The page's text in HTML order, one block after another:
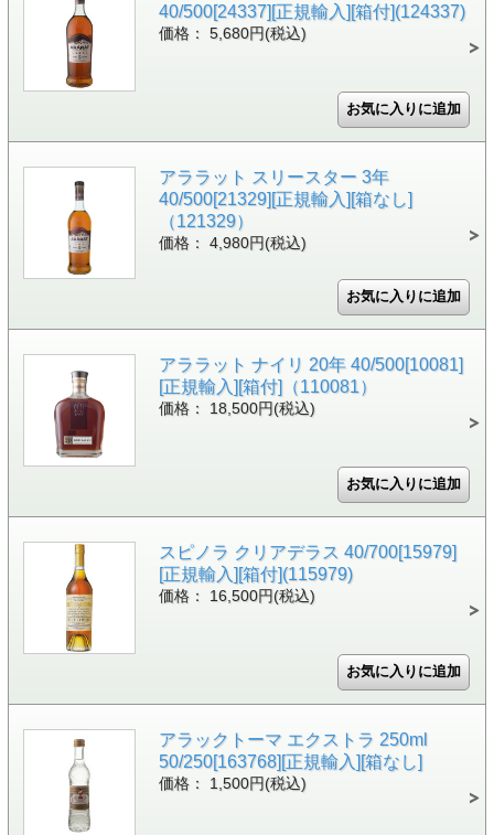
40/500[24337][正規輸入][箱付](124337)
価格： 5,680円(税込)
アララット スリースター 3年
40/500[21329][正規輸入][箱なし]
（121329）
価格： 4,980円(税込)
アララット ナイリ 20年 40/500[10081]
[正規輸入][箱付]（110081）
価格： 18,500円(税込)
スピノラ クリアデラス 40/700[15979]
[正規輸入][箱付](115979)
価格： 16,500円(税込)
アラックトーマ エクストラ 250ml
50/250[163768][正規輸入][箱なし]
価格： 1,500円(税込)